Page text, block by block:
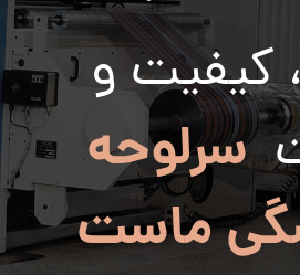
کیفیت و
سرلوحه
ماست